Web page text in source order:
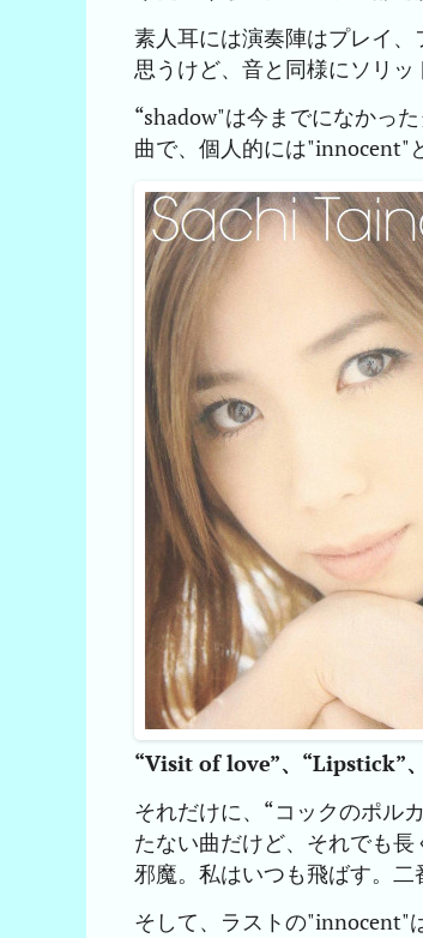
素人耳には演奏陣はプレイ
思うけど、音と同様にソリッ
“shadow"は今までになかっ
曲で、個人的には"innocent"
“Visit of love”、“Lipstick”
それだけに、“コックのポル
たない曲だけど、それでも
邪魔。私はいつも飛ばす。
そして、ラストの"innocent"